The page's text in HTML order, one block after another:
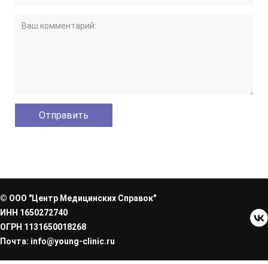
© ООО "Центр Медицинских Справок"
ИНН 1650272740
ОГРН 1131650018268
Почта: info@young-clinic.ru